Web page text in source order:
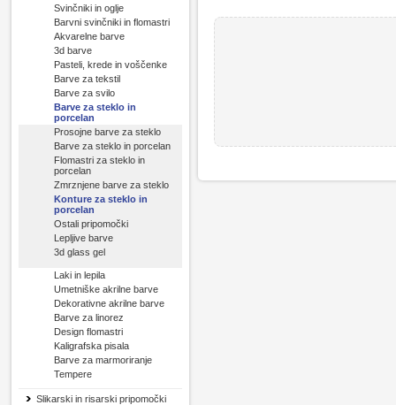
Svinčniki in oglje
Barvni svinčniki in flomastri
Akvarelne barve
3d barve
Pasteli, krede in voščenke
Barve za tekstil
Barve za svilo
Barve za steklo in
porcelan
Prosojne barve za steklo
Barve za steklo in porcelan
Flomastri za steklo in
porcelan
Zmrznjene barve za steklo
Konture za steklo in
porcelan
Ostali pripomočki
Lepljive barve
3d glass gel
Laki in lepila
Umetniške akrilne barve
Dekorativne akrilne barve
Barve za linorez
Design flomastri
Kaligrafska pisala
Barve za marmoriranje
Tempere
Slikarski in risarski pripomočki